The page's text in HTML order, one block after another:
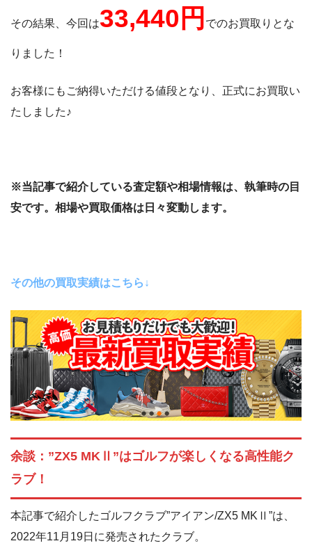
その結果、今回は33,440円 でのお買取りとな
りました！
お客様にもご納得いただける値段となり、正式にお買取い
たしました♪
※当記事で紹介している査定額や相場情報は、執筆時の目
安です。相場や買取価格は日々変動します。
その他の買取実績はこちら↓
余談：”ZX5 MKⅡ”はゴルフが楽しくなる高性能ク
ラブ！
本記事で紹介したゴルフクラブ”アイアン/ZX5 MKⅡ”は、
2022年11月19日に発売されたクラブ。